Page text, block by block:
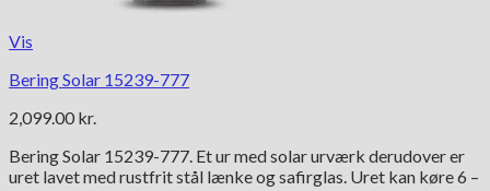
Vis
Bering Solar 15239-777
2,099.00 kr.
Bering Solar 15239-777. Et ur med solar urværk derudover er
uret lavet med rustfrit stål lænke og safirglas. Uret kan køre 6 –